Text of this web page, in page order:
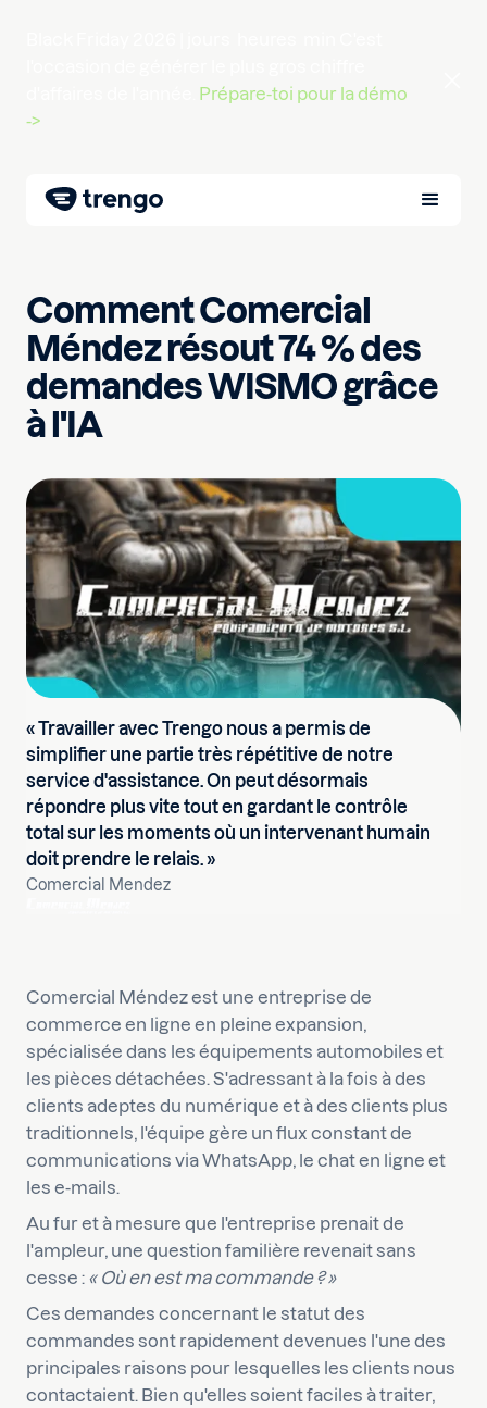
Prépare-toi pour la démo
->
Comment Comercial
Méndez résout 74 % des
demandes WISMO grâce
à l'IA
« Travailler avec Trengo nous a permis de
simplifier une partie très répétitive de notre
service d'assistance. On peut désormais
répondre plus vite tout en gardant le contrôle
total sur les moments où un intervenant humain
doit prendre le relais. »
Comercial Mendez
Comercial Méndez est une entreprise de
commerce en ligne en pleine expansion,
spécialisée dans les équipements automobiles et
les pièces détachées. S'adressant à la fois à des
clients adeptes du numérique et à des clients plus
traditionnels, l'équipe gère un flux constant de
communications via WhatsApp, le chat en ligne et
les e-mails.
Au fur et à mesure que l'entreprise prenait de
l'ampleur, une question familière revenait sans
cesse : « Où en est ma commande ? »
Ces demandes concernant le statut des
commandes sont rapidement devenues l'une des
principales raisons pour lesquelles les clients nous
contactaient. Bien qu'elles soient faciles à traiter,